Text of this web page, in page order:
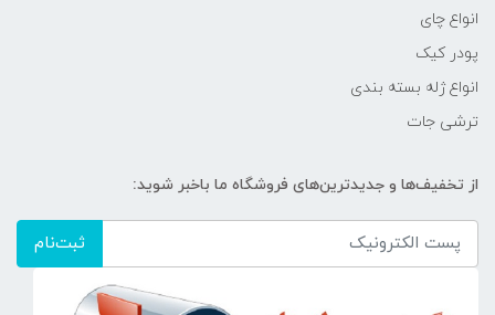
انواع چای
پودر کیک
انواع ژله بسته بندی
ترشی جات
از تخفیف‌ها و جدیدترین‌های فروشگاه ما باخبر شوید:
ثبت‌نام